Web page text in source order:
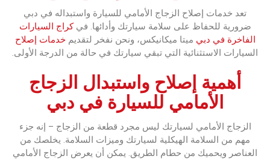
‏تعد خدمات إصلاح الزجاج الأمامي للسيارة واستبداله في دبي
ضرورية للحفاظ على سلامة سيارتك وأدائها.‏ ‏في ‏‏كراج السيارات
الفاخرة في دبي‏‏ ميتا ميكانيكس، ونحن نفخر لتقديم‏‏خدمات إصلاح‏‏
السيارات الاستثنائية التي تبقي سيارتك في حالة من الدرجة الأولى.‏
‏أهمية إصلاح واستبدال الزجاج
الأمامي للسيارة في دبي‏
‏الزجاج الأمامي لسيارتك ليس مجرد قطعة من الزجاج – إنه جزء
مهم من السلامة الهيكلية لسيارتك وميزات السلامة.‏ ‏يخلصك من
العناصر ويحميك من حطام الطريق.‏ ‏يمكن أن يعرض الزجاج الأمامي